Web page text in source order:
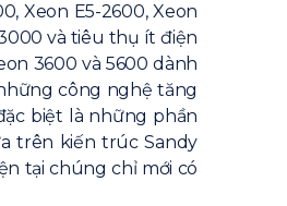
Xeon E5-2600, Xeon
và tiêu thụ ít điện
3600 và 5600 dành
công nghệ tăng
biệt là những phần
trên kiến trúc Sandy
tại chúng chỉ mới có